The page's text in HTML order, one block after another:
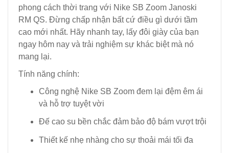
phong cách thời trang với Nike SB Zoom Janoski
RM QS. Đừng chấp nhận bất cứ điều gì dưới tầm
cao mới nhất. Hãy nhanh tay, lấy đôi giày của bạn
ngay hôm nay và trải nghiệm sự khác biệt mà nó
mang lại.
Tính năng chính:
Công nghệ Nike SB Zoom đem lại đệm êm ái
và hỗ trợ tuyệt vời
Đế cao su bền chắc đảm bảo độ bám vượt trội
Thiết kế nhẹ nhàng cho sự thoải mái tối đa